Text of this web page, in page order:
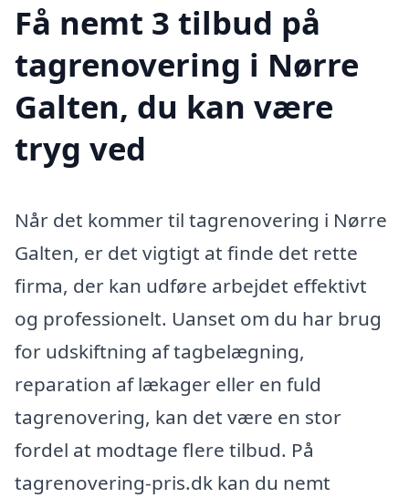
Få nemt 3 tilbud på
tagrenovering i Nørre
Galten, du kan være
tryg ved
Når det kommer til tagrenovering i Nørre
Galten, er det vigtigt at finde det rette
firma, der kan udføre arbejdet effektivt
og professionelt. Uanset om du har brug
for udskiftning af tagbelægning,
reparation af lækager eller en fuld
tagrenovering, kan det være en stor
fordel at modtage flere tilbud. På
tagrenovering-pris.dk kan du nemt